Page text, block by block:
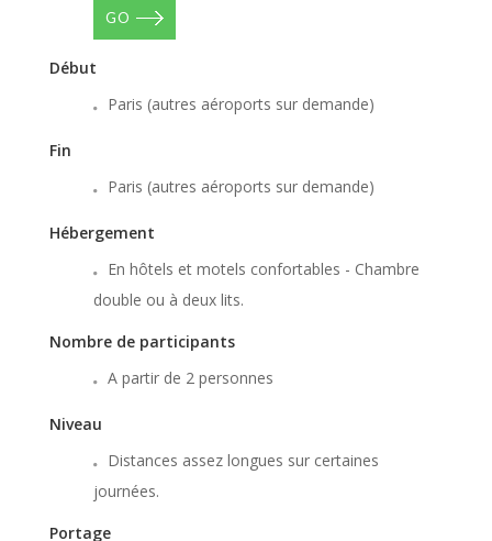
GO
Début
Paris (autres aéroports sur demande)
Fin
Paris (autres aéroports sur demande)
Hébergement
En hôtels et motels confortables - Chambre
double ou à deux lits.
Nombre de participants
A partir de 2 personnes
Niveau
Distances assez longues sur certaines
journées.
Portage